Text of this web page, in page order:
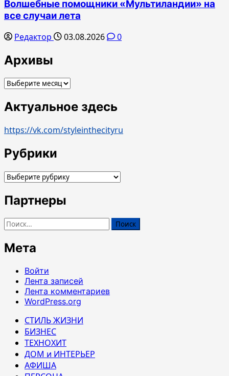
Волшебные помощники «Мультиландии» на
все случаи лета
Редактор 03.08.2026 0
Архивы
Архивы
Актуальное здесь
https://vk.com/styleinthecityru
Рубрики
Рубрики
Партнеры
Найти:
Мета
Войти
Лента записей
Лента комментариев
WordPress.org
СТИЛЬ ЖИЗНИ
БИЗНЕС
ТЕХНОХИТ
ДОМ и ИНТЕРЬЕР
АФИША